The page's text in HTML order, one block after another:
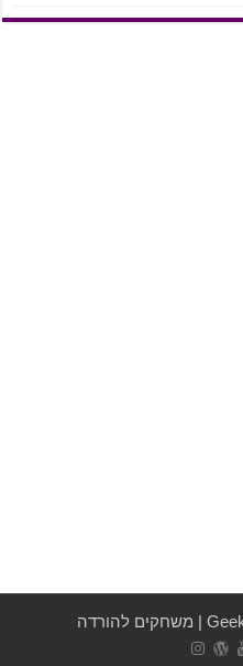
| משחקים להורדה